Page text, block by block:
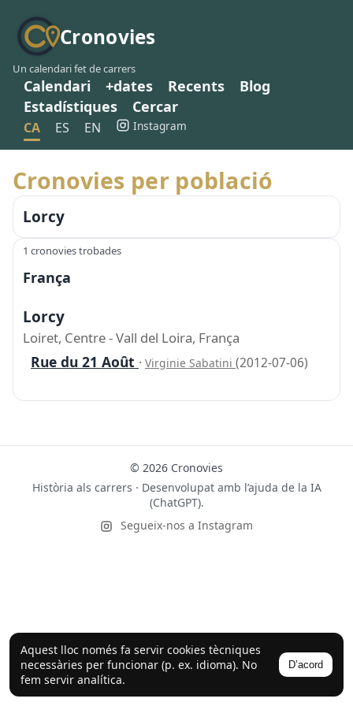
Cronovies
Un calendari fet de carrers
Calendari +dates Recents
Blog
Estadístiques
Cercar
CA ES EN Instagram
Aquest lloc només fa servir cookies tècniques
necessàries per funcionar (p. ex. idioma). No
fem servir analítica.
D’acord
Cronovies per població
Lorcy
1 cronovies trobades
França
Lorcy
Loiret, Centre - Vall del Loira, França
Rue du 21 Août · Virginie Sabatini (2012-07-06)
© 2026 Cronovies
Història als carrers · Desenvolupat amb l’ajuda de la IA
(ChatGPT).
Segueix-nos a Instagram